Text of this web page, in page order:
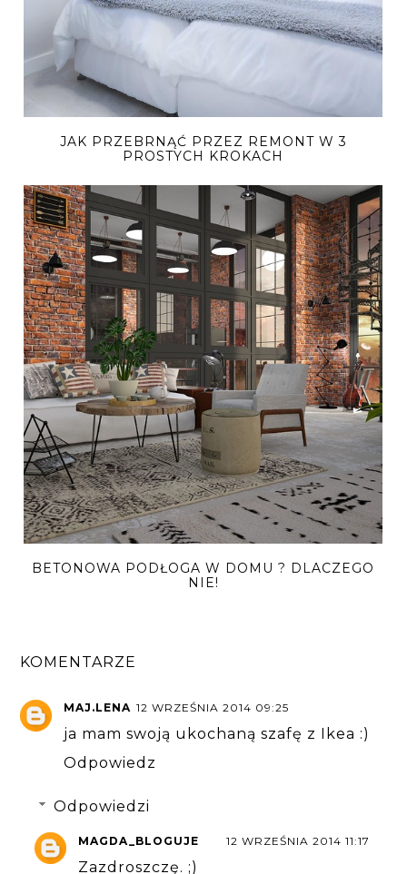
JAK PRZEBRNĄĆ PRZEZ REMONT W 3
PROSTYCH KROKACH
BETONOWA PODŁOGA W DOMU ? DLACZEGO
NIE!
KOMENTARZE
MAJ.LENA 12 WRZEŚNIA 2014 09:25
ja mam swoją ukochaną szafę z Ikea :)
Odpowiedz
Odpowiedzi
MAGDA_BLOGUJE 12 WRZEŚNIA 2014 11:17
Zazdroszczę. ;)